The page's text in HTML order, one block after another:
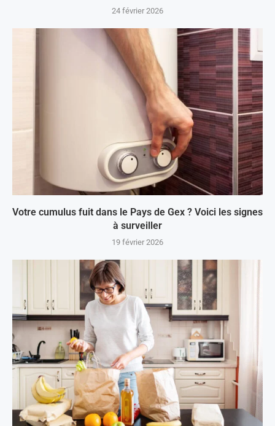
24 février 2026
Votre cumulus fuit dans le Pays de Gex ? Voici les signes
à surveiller
19 février 2026